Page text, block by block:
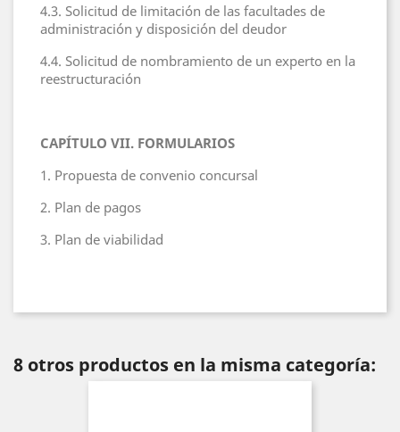
4.3. Solicitud de limitación de las facultades de
administración y disposición del deudor
4.4. Solicitud de nombramiento de un experto en la
reestructuración
CAPÍTULO VII. FORMULARIOS
1. Propuesta de convenio concursal
2. Plan de pagos
3. Plan de viabilidad
8 otros productos en la misma categoría: